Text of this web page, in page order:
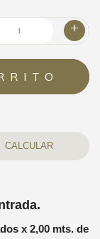
CALCULAR
x 2,00 mts. de